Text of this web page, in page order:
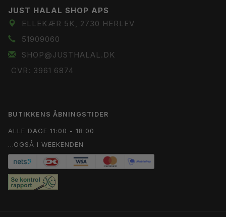
JUST HALAL SHOP APS
ELLEKÆR 5K, 2730 HERLEV
51909060
SHOP@JUSTHALAL.DK
CVR: 3961 6874
BUTIKKENS ÅBNINGSTIDER
ALLE DAGE 11:00 - 18:00
...OGSÅ I WEEKENDEN